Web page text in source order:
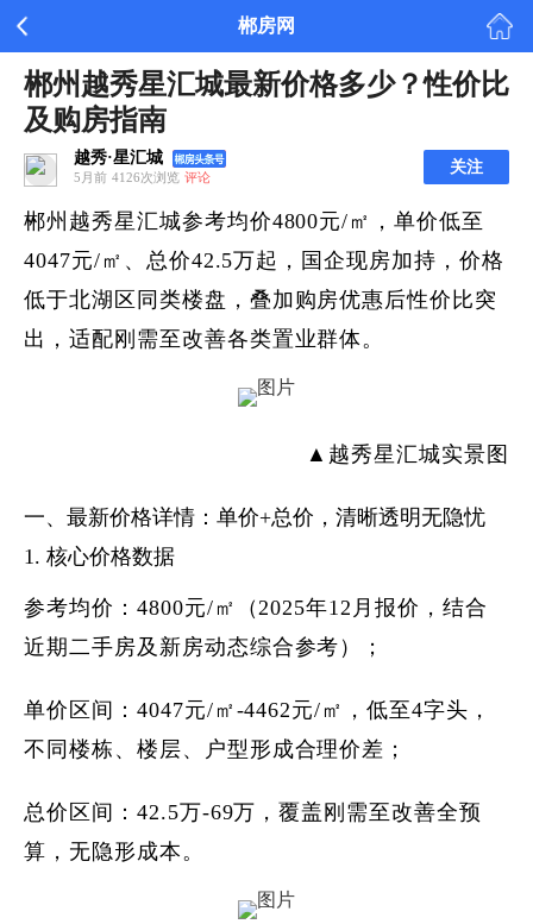
郴房网
郴州越秀星汇城最新价格多少？性价比
及购房指南
越秀·星汇城
5月前 4126次浏览 评论
关注
郴州越秀星汇城参考均价4800元/㎡，单价低至
4047元/㎡、总价42.5万起，国企现房加持，价格
低于北湖区同类楼盘，叠加购房优惠后性价比突
出，适配刚需至改善各类置业群体。
▲越秀星汇城实景图
一、最新价格详情：单价+总价，清晰透明无隐忧
1. 核心价格数据
参考均价：4800元/㎡（2025年12月报价，结合
近期二手房及新房动态综合参考）；
单价区间：4047元/㎡-4462元/㎡，低至4字头，
不同楼栋、楼层、户型形成合理价差；
总价区间：42.5万-69万，覆盖刚需至改善全预
算，无隐形成本。